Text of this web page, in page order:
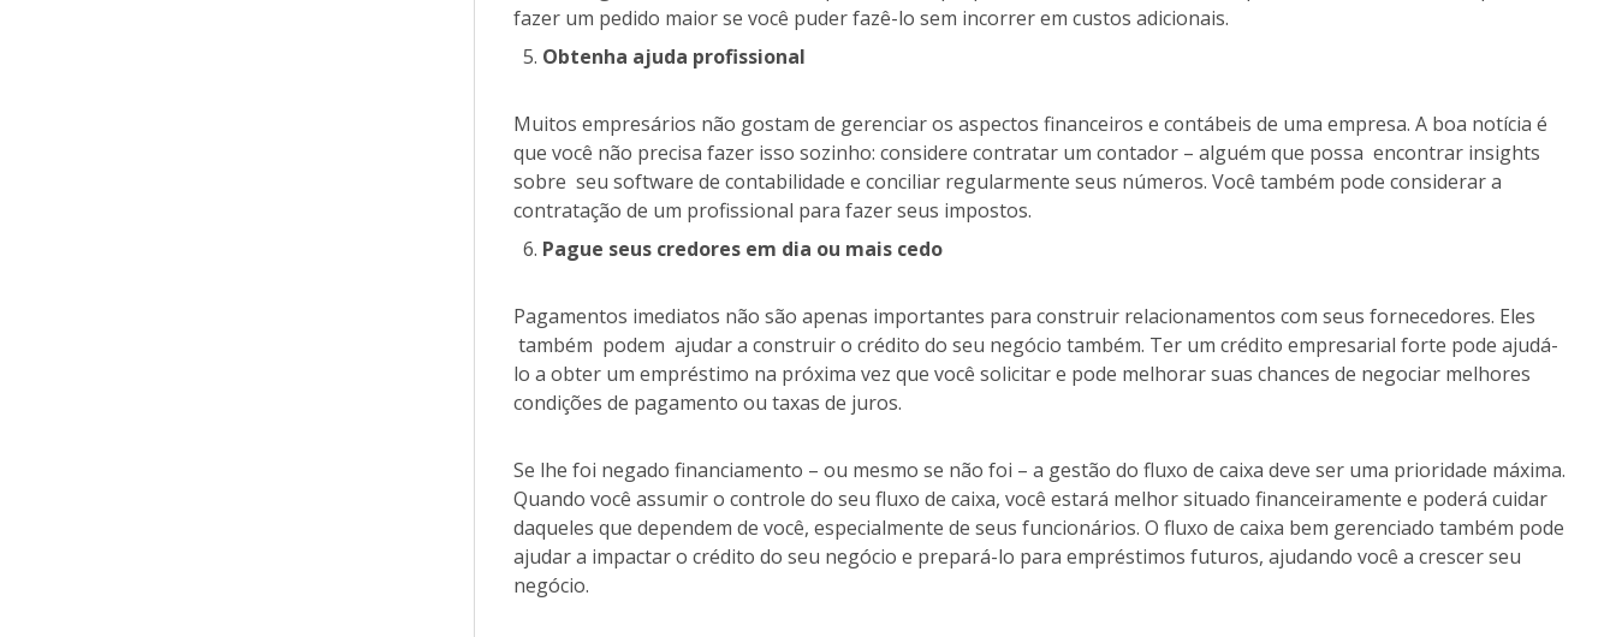
fazer um pedido maior se você puder fazê-lo sem incorrer em custos adicionais.
Obtenha ajuda profissional
Muitos empresários não gostam de gerenciar os aspectos financeiros e contábeis de uma empresa. A boa notícia é
que você não precisa fazer isso sozinho: considere contratar um contador – alguém que possa encontrar insights
sobre seu software de contabilidade e conciliar regularmente seus números. Você também pode considerar a
contratação de um profissional para fazer seus impostos.
Pague seus credores em dia ou mais cedo
Pagamentos imediatos não são apenas importantes para construir relacionamentos com seus fornecedores. Eles
também podem ajudar a construir o crédito do seu negócio também. Ter um crédito empresarial forte pode ajudá-
lo a obter um empréstimo na próxima vez que você solicitar e pode melhorar suas chances de negociar melhores
condições de pagamento ou taxas de juros.
Se lhe foi negado financiamento – ou mesmo se não foi – a gestão do fluxo de caixa deve ser uma prioridade máxima.
Quando você assumir o controle do seu fluxo de caixa, você estará melhor situado financeiramente e poderá cuidar
daqueles que dependem de você, especialmente de seus funcionários. O fluxo de caixa bem gerenciado também pode
ajudar a impactar o crédito do seu negócio e prepará-lo para empréstimos futuros, ajudando você a crescer seu
negócio.